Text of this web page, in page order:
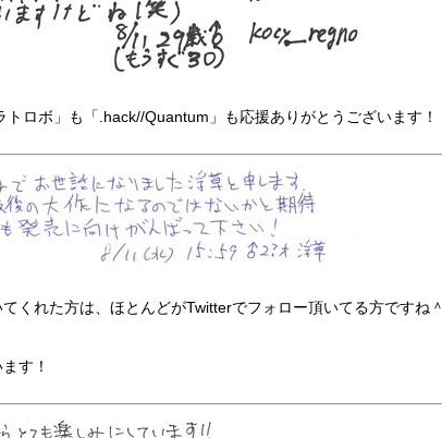
ロボ」も「.hack//Quantum」も応援ありがとうございます！
くれた方は、ほとんどがTwitterでフォロー頂いてる方ですね＾
す！